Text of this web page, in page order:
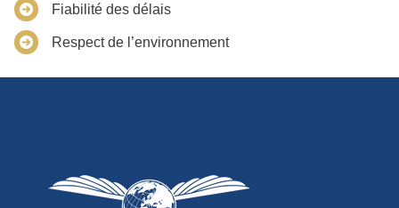
Fiabilité des délais
Respect de l’environnement